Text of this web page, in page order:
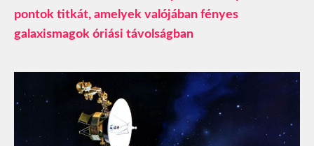
pontok titkát, amelyek valójában fényes
galaxismagok óriási távolságban